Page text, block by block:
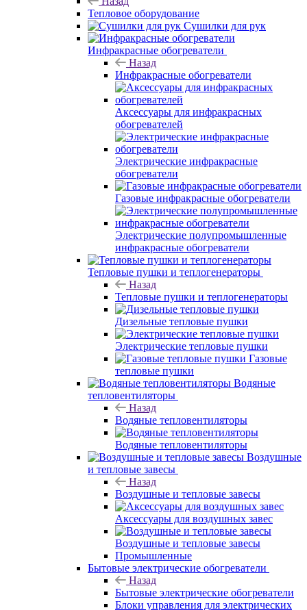
Тепловое оборудование
Сушилки для рук
Инфракрасные обогреватели
Назад
Инфракрасные обогреватели
Аксессуары для инфракрасных
обогревателей
Электрические инфракрасные
обогреватели
Газовые инфракрасные обогреватели
Электрические полупромышленные
инфракрасные обогреватели
Тепловые пушки и теплогенераторы
Назад
Тепловые пушки и теплогенераторы
Дизельные тепловые пушки
Электрические тепловые пушки
Газовые
тепловые пушки
Водяные
тепловентиляторы
Назад
Водяные тепловентиляторы
Водяные тепловентиляторы
Воздушные
и тепловые завесы
Назад
Воздушные и тепловые завесы
Аксессуары для воздушных завес
Воздушные и тепловые завесы
Промышленные
Бытовые электрические обогреватели
Назад
Бытовые электрические обогреватели
Блоки управления для электрических